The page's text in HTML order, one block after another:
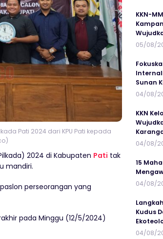
Pati 2024 dari KPU Pati kepada
2024 di Kabupaten Pati tak
mandiri.
perseorangan yang
pada Minggu (12/5/2024)
KKN-
05/08/
Sunan
04/08/
KKN
04/08/
15
04/08/
Kudus
04/08/